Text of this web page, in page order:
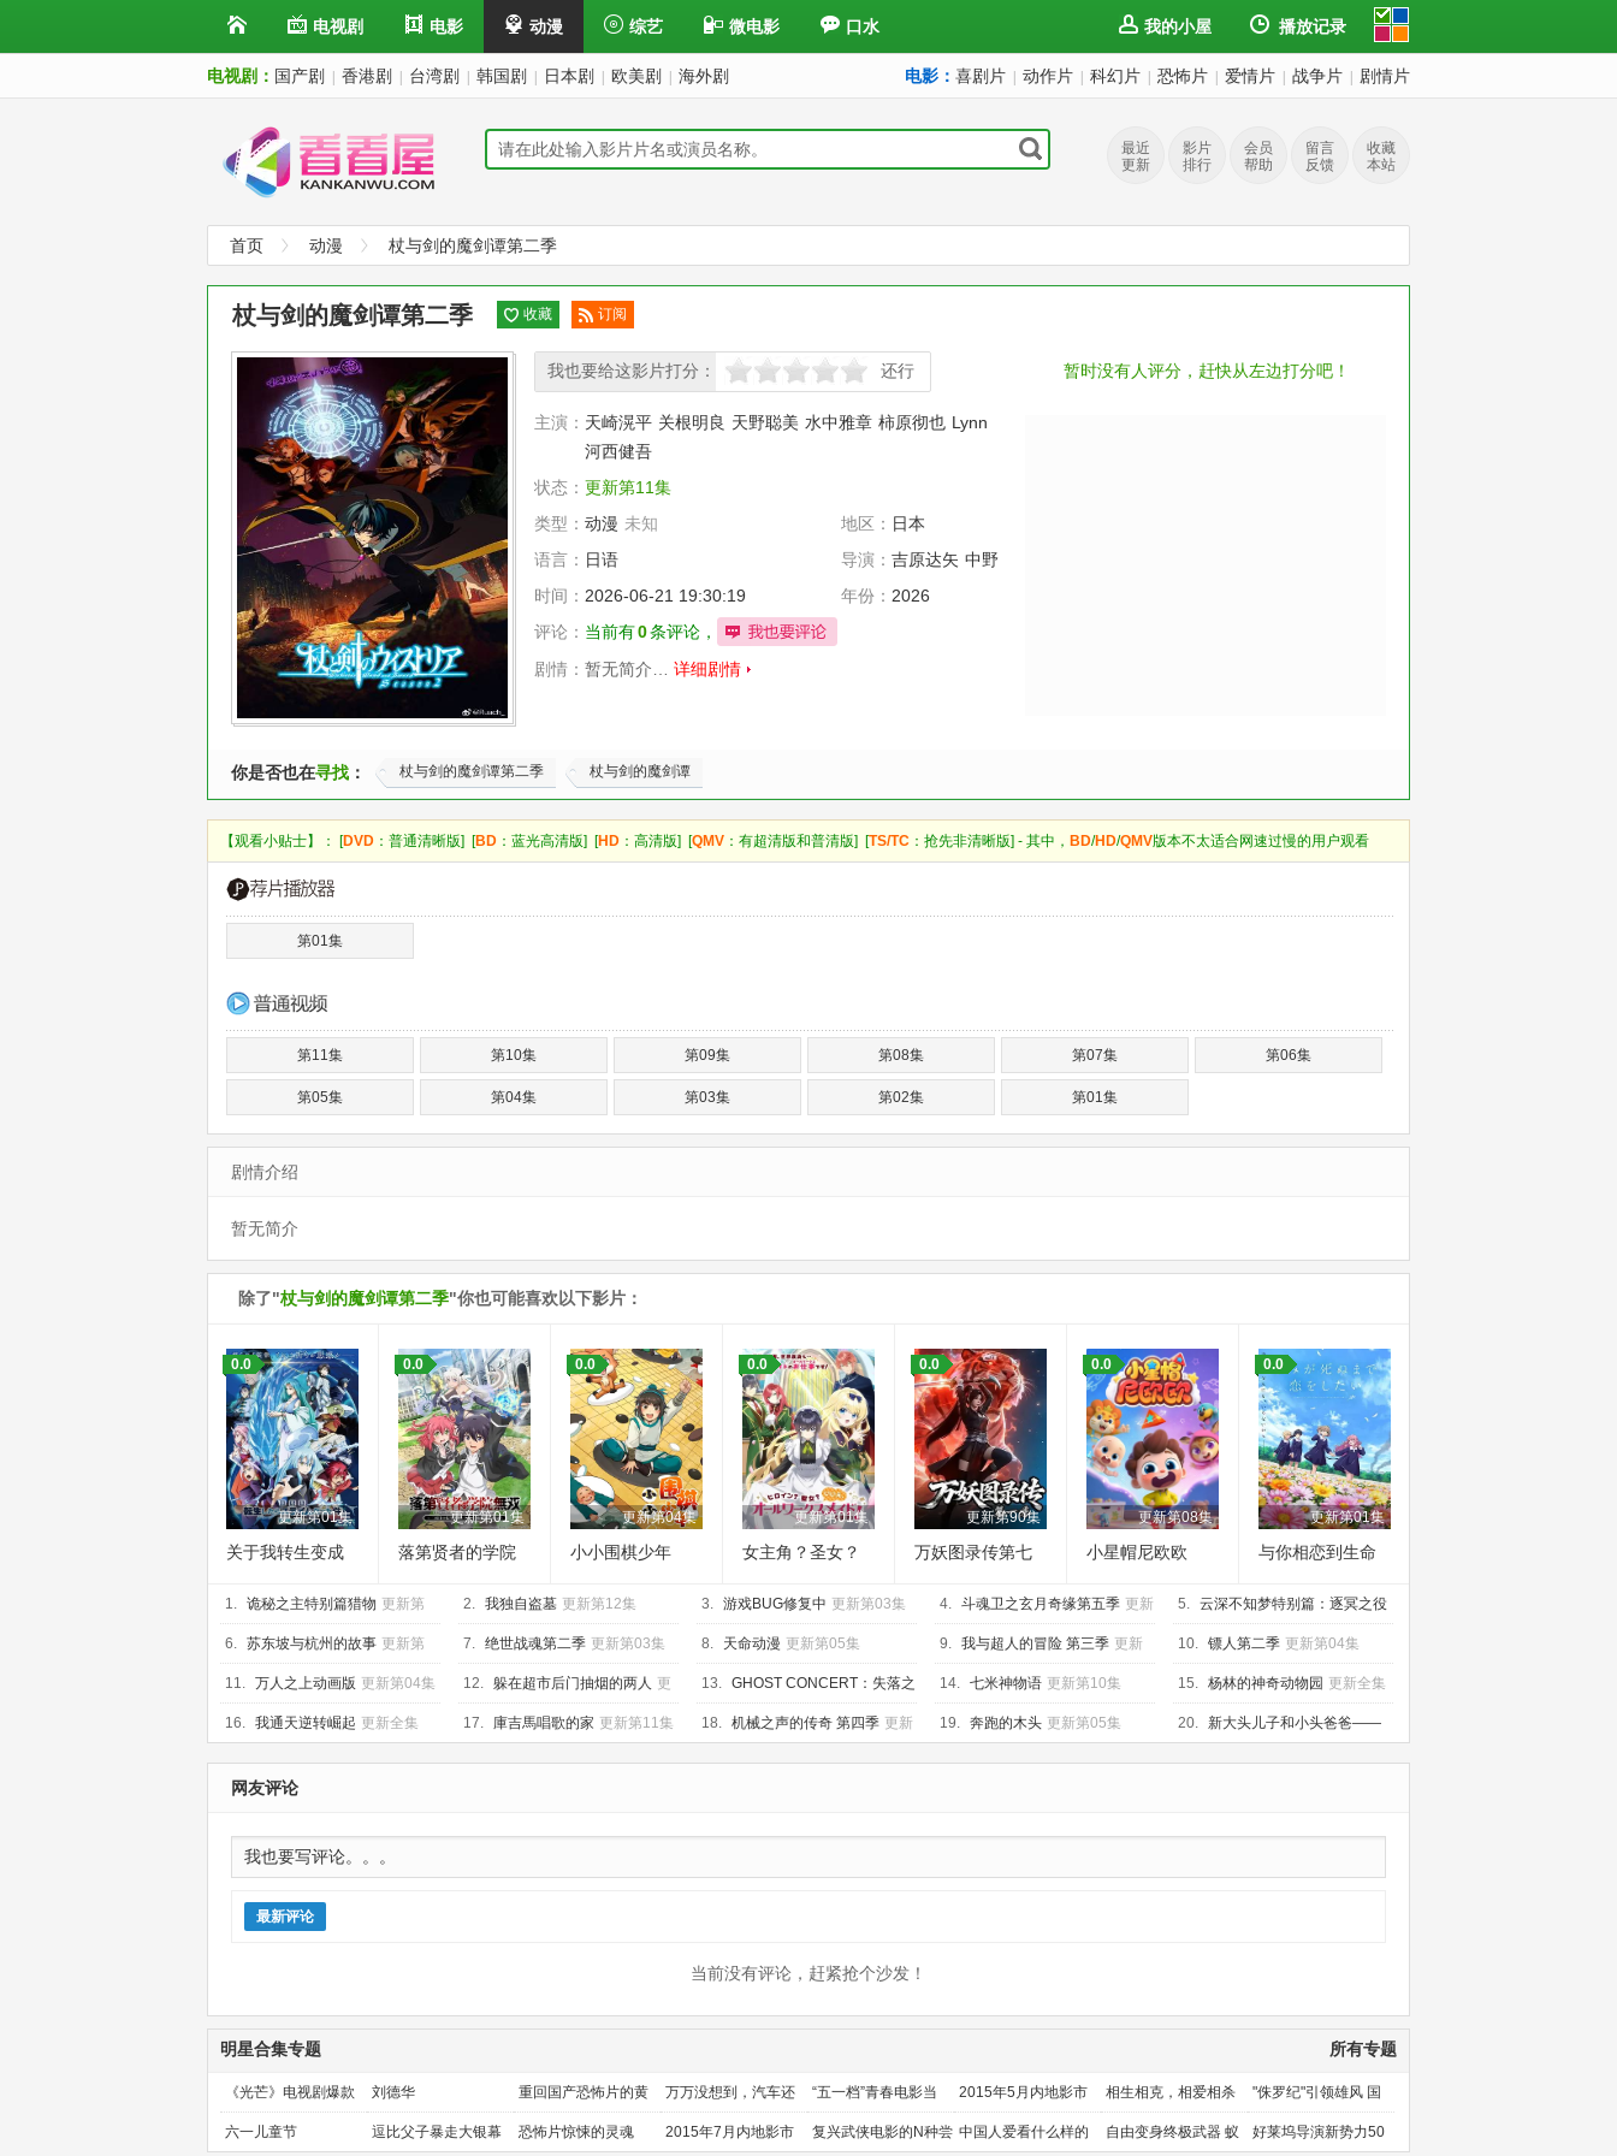
电视剧 电影 动漫 综艺 微电影 口水 我的小屋 播放记录
电视剧： 国产剧 香港剧 台湾剧 韩国剧 日本剧 欧美剧 海外剧 电影： 喜剧片 动作片 科幻片 恐怖片 爱情片 战争片 剧情片
最近
更新
影片
排行
会员
帮助
留言
反馈
收藏
本站
首页 动漫 杖与剑的魔剑谭第二季
暂时没有人评分，赶快从左边打分吧！
杖与剑的魔剑谭第二季 收藏
订阅
阅
我也要给这影片打分：
很差较差 还行推荐 力荐 还行
主演： 天崎滉平 关根明良 天野聪美 水中雅章 柿原彻也 Lynn
河西健吾
状态： 更新第11集
类型： 动漫 未知 地区： 日本
语言： 日语 导演： 吉原达矢 中野
英明
时间： 2026-06-21 19:30:19 年份： 2026
评论： 当前有0条评论，
剧情： 暂无简介… 详细剧情
你是否也在寻找 ： 杖与剑的魔剑谭第二季 杖与剑的魔剑谭
【观看小贴士】： [DVD ：普通清晰版] [BD ：蓝光高清版] [HD ：高清版] [QMV ：有超清版和普清版] [TS/TC ：抢先非清晰版] - 其中， BD/HD/QMV版本不太适合网速过慢的用户观看
第01集
第11集 第10集 第09集 第08集 第07集 第06集
第05集 第04集 第03集 第02集 第01集
剧情介绍
暂无简介
除了"杖与剑的魔剑谭第二季"你也可能喜欢以下影片：
更新第01集
0.0
关于我转生变成
海之泪篇 劇場版
更新第01集
0.0
落第贤者的学院
生，S等级作弊魔
更新第04集
0.0
小小围棋少年
更新第01集
0.0
女主角？圣女？
仆（自豪）
更新第90集
0.0
万妖图录传第七
更新第08集
0.0
小星帽尼欧欧
更新第01集
0.0
与你相恋到生命
1. 诡秘之主特别篇猎物 更新第
01集
2. 我独自盗墓 更新第12集 3. 游戏BUG修复中 更新第03集 4. 斗魂卫之玄月奇缘第五季 更新
第13集
5. 云深不知梦特别篇：逐冥之役
更新第03集
6. 苏东坡与杭州的故事 更新第
05集
7. 绝世战魂第二季 更新第03集 8. 天命动漫 更新第05集 9. 我与超人的冒险 第三季 更新
第02集
10. 镖人第二季 更新第04集
11. 万人之上动画版 更新第04集 12. 躲在超市后门抽烟的两人 更
新第12集
13. GHOST CONCERT：失落之
歌 更新第12集
14. 七米神物语 更新第10集 15. 杨林的神奇动物园 更新全集
16. 我通天逆转崛起 更新全集 17. 庫吉馬唱歌的家 更新第11集 18. 机械之声的传奇 第四季 更新
第09集
19. 奔跑的木头 更新第05集 20. 新大头儿子和小头爸爸——
运动中国行 更新第40集
网友评论
最新评论
当前没有评论，赶紧抢个沙发！
所有专题
明星合集专题
《光芒》电视剧爆款
预定！
刘德华 重回国产恐怖片的黄
金时代
万万没想到，汽车还
能干这个？
“五一档”青春电影当
道
2015年5月内地影市
前瞻
相生相克，相爱相杀 "侏罗纪"引领雄风 国
产片下旬逆袭
六一儿童节 逗比父子暴走大银幕 恐怖片惊悚的灵魂 2015年7月内地影市 复兴武侠电影的N种尝 中国人爱看什么样的 自由变身终极武器 蚁 好莱坞导演新势力50